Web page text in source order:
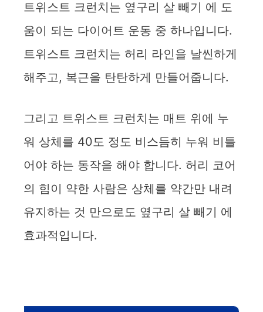
트위스트 크런치는 옆구리 살 빼기 에 도
움이 되는 다이어트 운동 중 하나입니다.
트위스트 크런치는 허리 라인을 날씬하게
해주고, 복근을 탄탄하게 만들어줍니다.
그리고 트위스트 크런치는 매트 위에 누
워 상체를 40도 정도 비스듬히 누워 비틀
어야 하는 동작을 해야 합니다. 허리 코어
의 힘이 약한 사람은 상체를 약간만 내려
유지하는 것 만으로도 옆구리 살 빼기 에
효과적입니다.